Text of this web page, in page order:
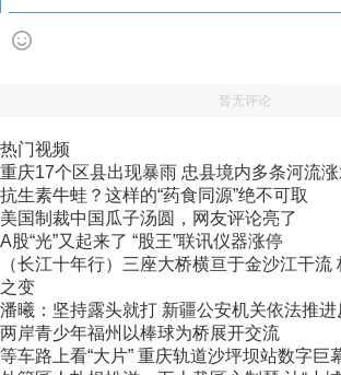
暂无评论
热门视频
重庆17个区县出现暴雨 忠县境内多条河流
抗生素牛蛙？这样的“药食同源”绝不可取
美国制裁中国瓜子汤圆，网友评论亮了
A股“光”又起来了 “股王”联讯仪器涨停
（长江十年行）三座大桥横亘于金沙江干流
之变
潘曦：坚持露头就打 新疆公安机关依法推
两岸青少年福州以棒球为桥展开交流
等车路上看“大片” 重庆轨道沙坪坝站数字巨